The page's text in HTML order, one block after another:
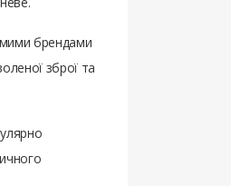
брендами
зброї та